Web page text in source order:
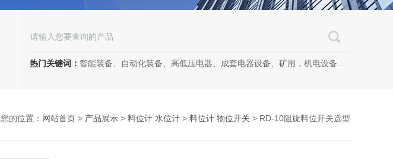
热门关键词： 智能装备、自动化装备、高低压电器、成套电器设备、矿用，机电设备、机电设备及其配件、传动设备、减速机、电动机、传感器、气动液压元件、电器及其配件、电缆线、照明器材、，电器设计、研发、制造、加工、销售、租凭、维修、安装、调试。
您的位置： 网站首页 > 产品展示 > 料位计 水位计 > 料位计 物位开关 > RD-10阻旋料位开关选型